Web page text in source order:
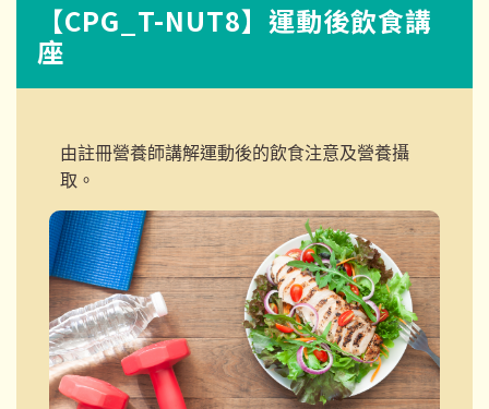
【CPG_T-NUT8】運動後飲食講
座
由註冊營養師講解運動後的飲食注意及營養攝
取。